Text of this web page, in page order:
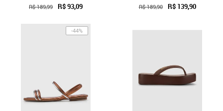
R$ 189,99 R$ 93,09 R$ 189,90 R$ 139,90
-44%